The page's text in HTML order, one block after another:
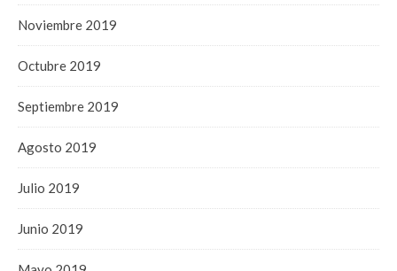
Noviembre 2019
Octubre 2019
Septiembre 2019
Agosto 2019
Julio 2019
Junio 2019